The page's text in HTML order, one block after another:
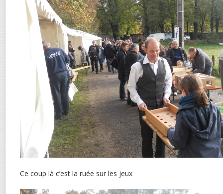
Ce coup là c’est la ruée sur les jeux